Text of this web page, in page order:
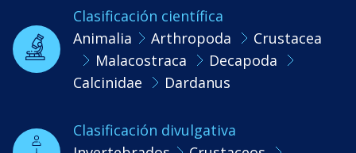
Clasificación científica
Animalia
Arthropoda
Crustacea
Malacostraca
Decapoda
Calcinidae
Dardanus
Clasificación divulgativa